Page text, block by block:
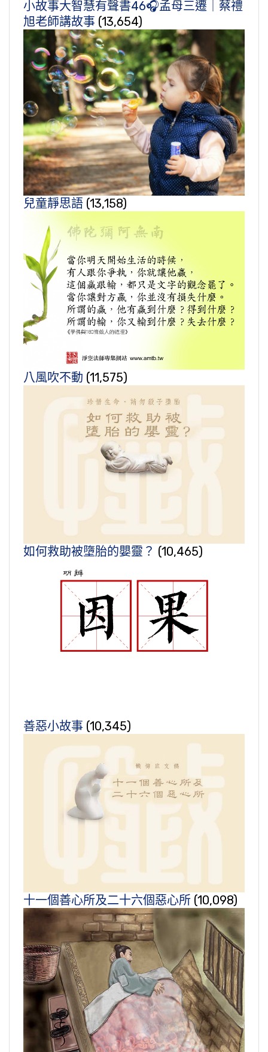
小故事大智慧有聲書46🎧孟母三遷｜蔡禮
旭老師講故事 (13,654)
兒童靜思語 (13,158)
八風吹不動 (11,575)
如何救助被墮胎的嬰靈？ (10,465)
善惡小故事 (10,345)
十一個善心所及二十六個惡心所 (10,098)